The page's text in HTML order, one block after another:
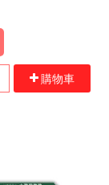
購物車